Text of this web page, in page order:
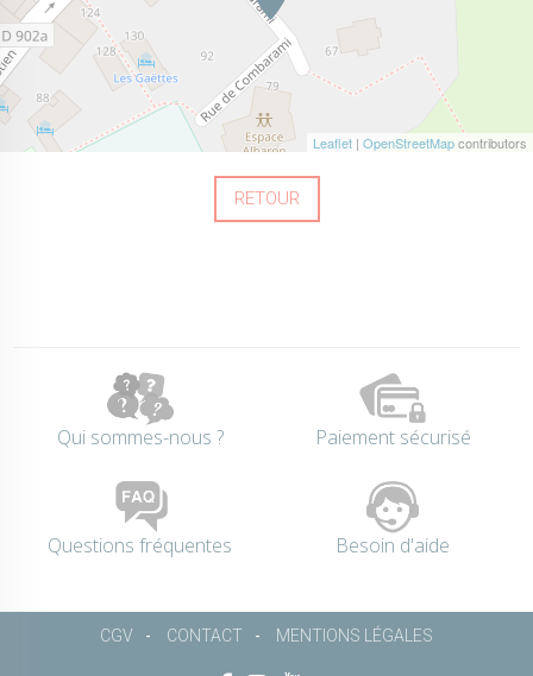
Leaflet | OpenStreetMapcontributors
RETOUR
Qui sommes-nous ? Paiement sécurisé
Questions fréquentes Besoin d'aide
CGV CONTACT MENTIONS LÉGALES